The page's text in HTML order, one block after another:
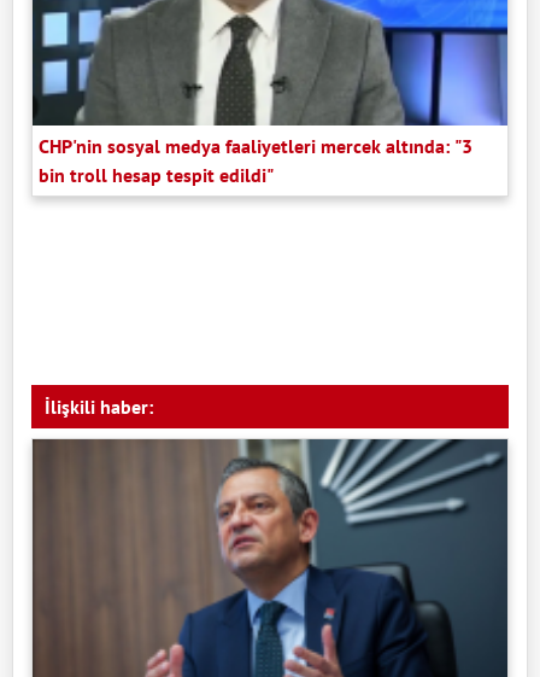
CHP'nin sosyal medya faaliyetleri mercek altında: "3
bin troll hesap tespit edildi"
İlişkili haber: